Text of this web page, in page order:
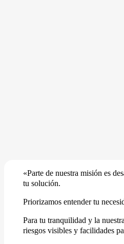
«Parte de nuestra misión es
tu solución.
Priorizamos entender tu
Para tu tranquilidad y la
riesgos visibles y facilidades